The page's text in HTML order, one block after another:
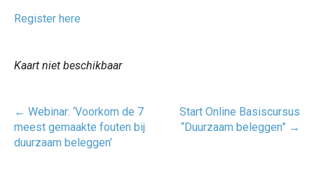
Register here
Kaart niet beschikbaar
Post
navigatie
← Webinar: ‘Voorkom de 7
meest gemaakte fouten bij
duurzaam beleggen’
Start Online Basiscursus
“Duurzaam beleggen” →